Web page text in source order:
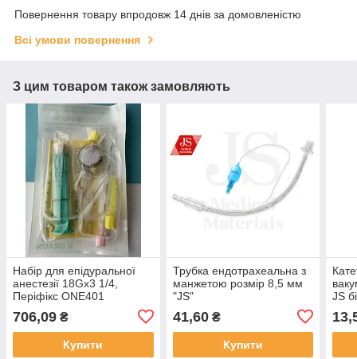
Повернення товару впродовж 14 днів за домовленістю
Всі умови повернення
З цим товаром також замовляють
Набір для епідуральної
анестезії 18Gх3 1/4,
Періфікс ONE401
706,09 ₴
Купити
Трубка ендотрахеальна з
манжетою розмір 8,5 мм
"JS"
41,60₴
Купити
JS